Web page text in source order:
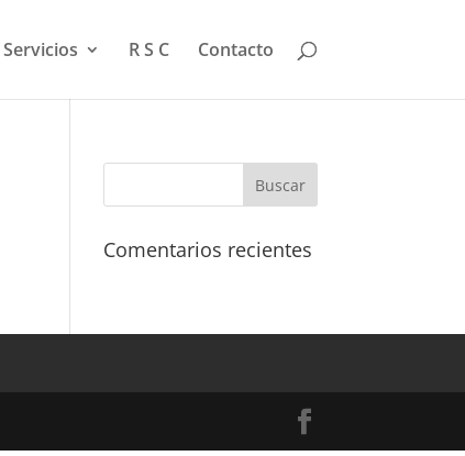
Servicios R S C Contacto
Comentarios recientes